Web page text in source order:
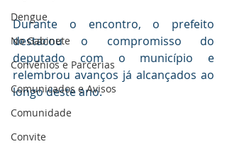
Dengue
No Gabinete
Convênios e Parcerias
Comunicados e Avisos
Comunidade
Convite
Durante o encontro, o prefeito
destacou o compromisso do
deputado com o município e
relembrou avanços já alcançados ao
longo deste ano.